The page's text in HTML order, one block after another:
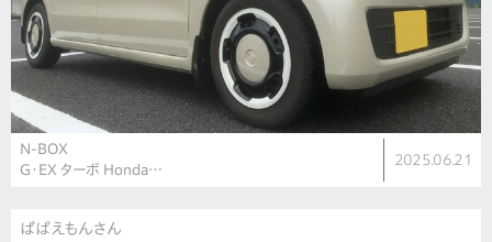
N-BOX
G・EX ターボ Honda…
2025.06.21
ぱぱえもんさん